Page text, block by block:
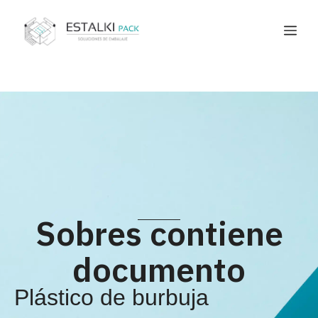
Sobres contiene
documento​
Plástico de burbuja